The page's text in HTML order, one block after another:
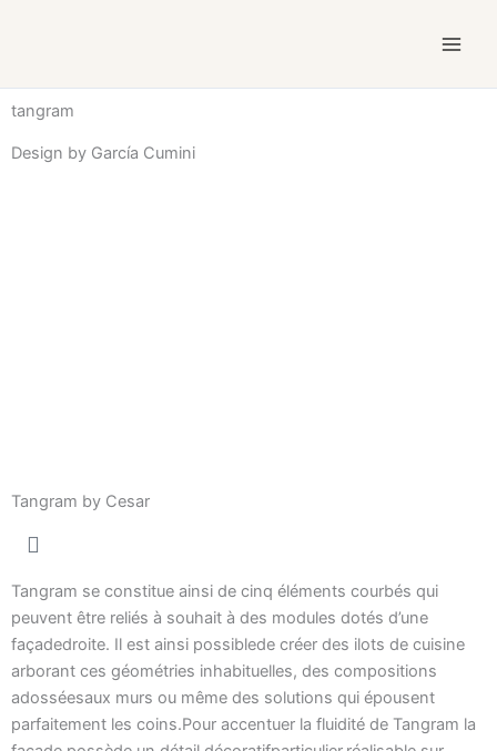
tangram
Design by García Cumini
Tangram by Cesar
Tangram se constitue ainsi de cinq éléments courbés qui
peuvent être reliés à souhait à des modules dotés d’une
façadedroite. Il est ainsi possiblede créer des ilots de cuisine
arborant ces géométries inhabituelles, des compositions
adosséesaux murs ou même des solutions qui épousent
parfaitement les coins.Pour accentuer la fluidité de Tangram la